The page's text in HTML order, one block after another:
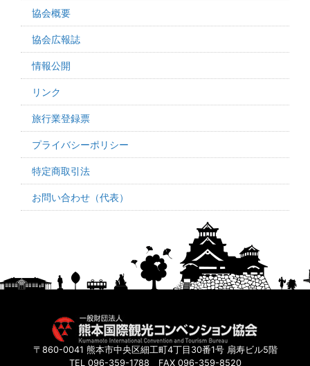
協会概要
協会広報誌
情報公開
リンク
旅行業登録票
プライバシーポリシー
特定商取引法
お問い合わせ（代表）
〒860-0041 熊本市中央区細工町4丁目30番1号 扇寿ビル5階
TEL 096-359-1788 FAX 096-359-8520